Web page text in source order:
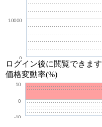
0
10000
ログイン後に閲覧できます
価格変動率(%)
-10
0
10